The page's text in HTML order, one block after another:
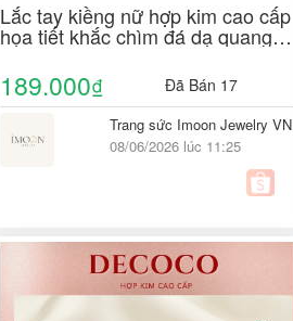
Lắc tay kiềng nữ hợp kim cao cấp
họa tiết khắc chìm đá dạ quang
Imoon Jewelry - Imoon079
189.000₫ Đã Bán 17
Trang sức Imoon Jewelry VN
08/06/2026 lúc 11:25